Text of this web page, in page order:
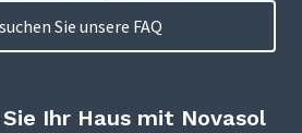
Sie unsere FAQ
Ihr Haus mit Novasol